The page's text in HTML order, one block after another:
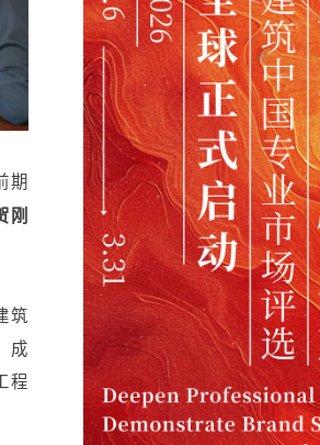
期
刚
筑
成
程